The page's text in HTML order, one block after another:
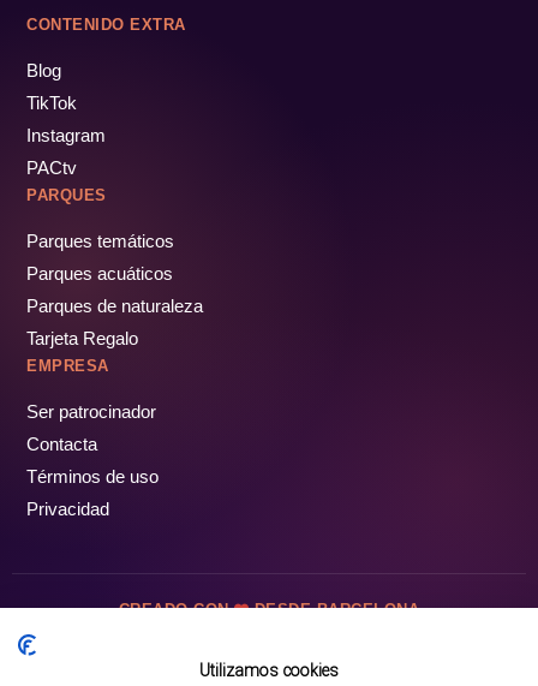
CONTENIDO EXTRA
Blog
TikTok
Instagram
PACtv
PARQUES
Parques temáticos
Parques acuáticos
Parques de naturaleza
Tarjeta Regalo
EMPRESA
Ser patrocinador
Contacta
Términos de uso
Privacidad
CREADO CON DESDE BARCELONA
Utilizamos cookies